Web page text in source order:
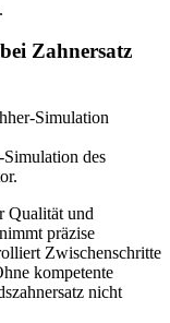
Zahnersatz
des
Qualität und
präzise
Zwischenschritte
kompetente
nicht